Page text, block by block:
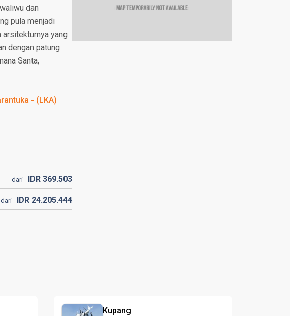
dan
pula menjadi
arsitekturnya yang
dengan patung
Santa,
- (LKA)
dari IDR 369.503
dari IDR 24.205.444
Kupang